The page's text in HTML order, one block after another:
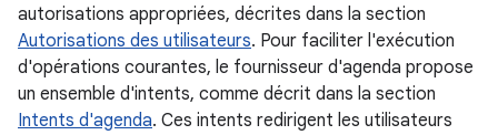
autorisations appropriées, décrites dans la section
Autorisations des utilisateurs. Pour faciliter l'exécution
d'opérations courantes, le fournisseur d'agenda propose
un ensemble d'intents, comme décrit dans la section
Intents d'agenda. Ces intents redirigent les utilisateurs